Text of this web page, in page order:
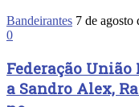
Bandeirantes 7 de agosto
0
Federação
a Sandro Alex,